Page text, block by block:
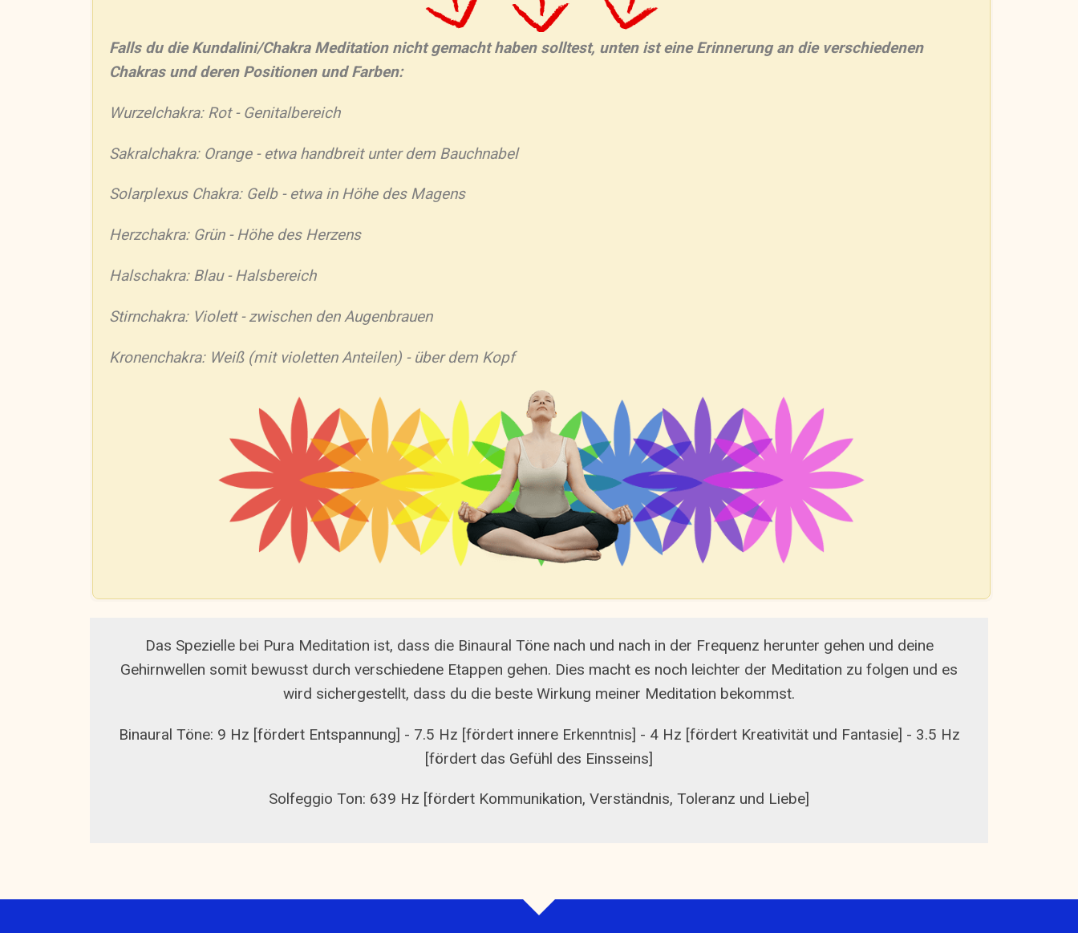
Falls du die Kundalini/Chakra Meditation nicht gemacht haben solltest, unten ist eine Erinnerung an die verschiedenen
Chakras und deren Positionen und Farben:
Wurzelchakra: Rot - Genitalbereich
Sakralchakra: Orange - etwa handbreit unter dem Bauchnabel
Solarplexus Chakra: Gelb - etwa in Höhe des Magens
Herzchakra: Grün - Höhe des Herzens
Halschakra: Blau - Halsbereich
Stirnchakra: Violett - zwischen den Augenbrauen
Kronenchakra: Weiß (mit violetten Anteilen) - über dem Kopf
Das Spezielle bei Pura Meditation ist, dass die Binaural Töne nach und nach in der Frequenz herunter gehen und deine
Gehirnwellen somit bewusst durch verschiedene Etappen gehen. Dies macht es noch leichter der Meditation zu folgen und es
wird sichergestellt, dass du die beste Wirkung meiner Meditation bekommst.
Binaural Töne: 9 Hz [fördert Entspannung] - 7.5 Hz [fördert innere Erkenntnis] - 4 Hz [fördert Kreativität und Fantasie] - 3.5 Hz
[fördert das Gefühl des Einsseins]
Solfeggio Ton: 639 Hz [fördert Kommunikation, Verständnis, Toleranz und Liebe]